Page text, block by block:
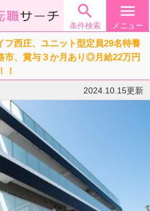

条件検索
menu
メニュー
フ西庄、ユニット型定員29名特養
市、賞与３か月あり◎月給22万円
！
2024.10.15更新